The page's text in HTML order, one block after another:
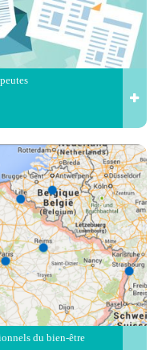
du bien-être